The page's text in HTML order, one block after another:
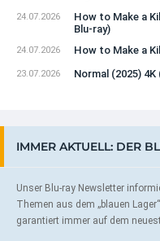
24.07.2026
How to Make a
Blu-ray)
24.07.2026 How to Make a
23.07.2026 Normal (2025) 4K
IMMER AKTUELL: DER
Unser Blu-ray Newsletter
Themen aus dem „blauen
garantiert immer auf dem